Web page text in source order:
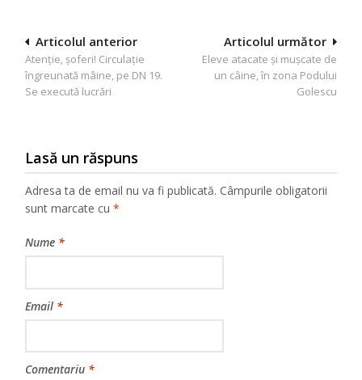
Navigare
în
articole
Articolul următor
Eleve atacate și mușcate de
un câine, în zona Podului
Golescu
Articolul anterior
Atenție, șoferi! Circulație
îngreunată mâine, pe DN 19.
Se execută lucrări
Lasă un răspuns
Adresa ta de email nu va fi publicată. Câmpurile obligatorii
sunt marcate cu*
Nume *
Email *
Comentariu *